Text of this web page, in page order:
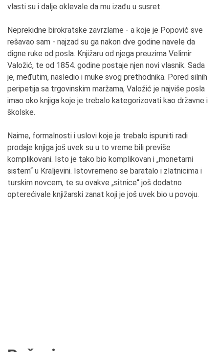
vlasti su i dalje oklevale da mu izađu u susret.
Neprekidne birokratske zavrzlame - a koje je Popović sve
rešavao sam - najzad su ga nakon dve godine navele da
digne ruke od posla. Knjižaru od njega preuzima Velimir
Valožić, te od 1854. godine postaje njen novi vlasnik. Sada
je, međutim, nasledio i muke svog prethodnika. Pored silnih
peripetija sa trgovinskim maržama, Valožić je najviše posla
imao oko knjiga koje je trebalo kategorizovati kao državne i
školske.
Naime, formalnosti i uslovi koje je trebalo ispuniti radi
prodaje knjiga još uvek su u to vreme bili previše
komplikovani. Isto je tako bio komplikovan i „monetarni
sistem“ u Kraljevini. Istovremeno se baratalo i zlatnicima i
turskim novcem, te su ovakve „sitnice“ još dodatno
opterećivale knjižarski zanat koji je još uvek bio u povoju.